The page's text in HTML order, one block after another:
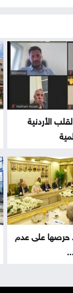
الأردنية
حرصها على عدم